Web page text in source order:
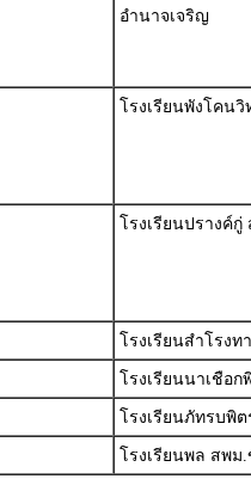
อำนาจเจริญ
โรงเรียนพังโคน
โรงเรียนปรางค์
โรงเรียนสำโรง
โรงเรียนนาเชือ
โรงเรียนภัทรบพิ
โรงเรียนพล สพ